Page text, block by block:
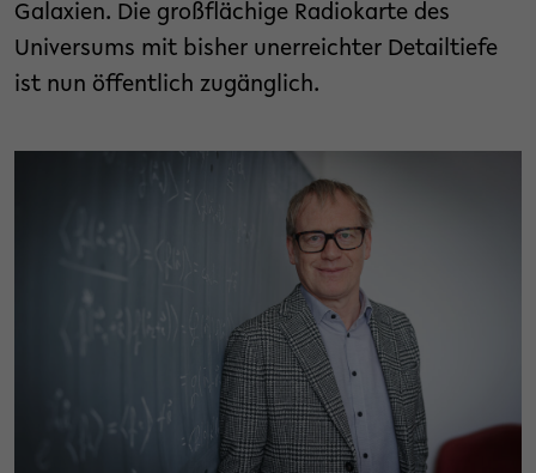
Galaxien. Die großflächige Radiokarte des
Universums mit bisher unerreichter Detailtiefe
ist nun öffentlich zugänglich.